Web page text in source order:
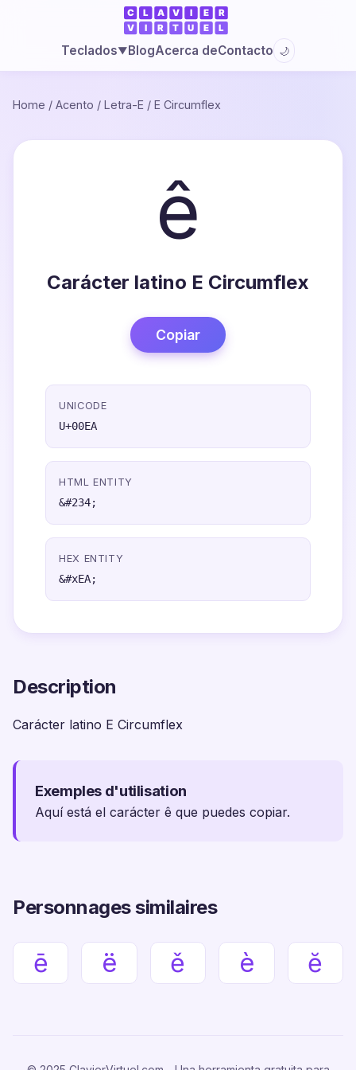
Teclados▼BlogAcerca deContacto 🌙
Home / Acento / Letra-E / E Circumflex
ê
Carácter latino E Circumflex
Copiar
UNICODE
U+00EA
HTML ENTITY
&#234;
HEX ENTITY
&#xEA;
Description
Carácter latino E Circumflex
Exemples d'utilisation
Aquí está el carácter ê que puedes copiar.
Personnages similaires
ē ë ě è ĕ